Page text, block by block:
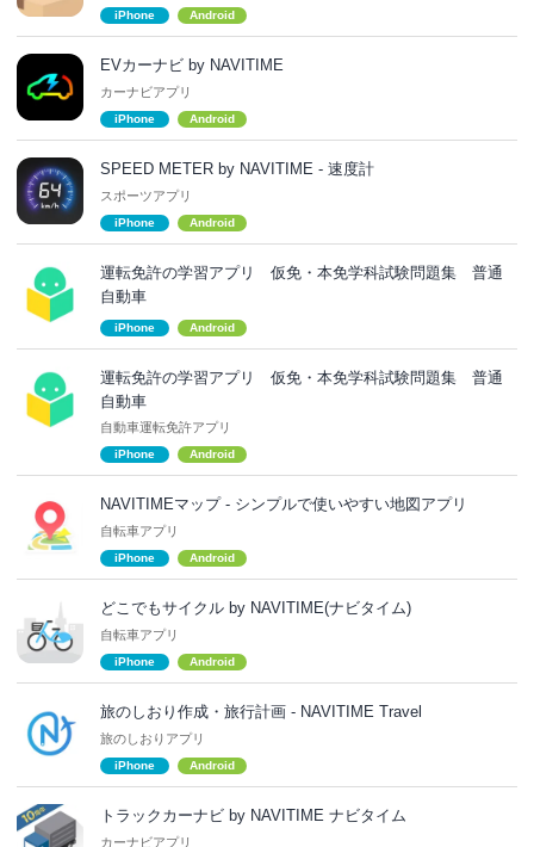
iPhone Android
EVカーナビ by NAVITIME
カーナビアプリ
iPhone Android
SPEED METER by NAVITIME - 速度計
スポーツアプリ
iPhone Android
運転免許の学習アプリ 仮免・本免学科試験問題集 普通
自動車
iPhone Android
運転免許の学習アプリ 仮免・本免学科試験問題集 普通
自動車
自動車運転免許アプリ
iPhone Android
NAVITIMEマップ - シンプルで使いやすい地図アプリ
自転車アプリ
iPhone Android
どこでもサイクル by NAVITIME(ナビタイム)
自転車アプリ
iPhone Android
旅のしおり作成・旅行計画 - NAVITIME Travel
旅のしおりアプリ
iPhone Android
トラックカーナビ by NAVITIME ナビタイム
カーナビアプリ